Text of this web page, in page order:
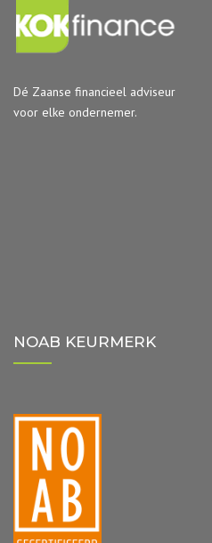
Dé Zaanse financieel adviseur
voor elke ondernemer.
NOAB KEURMERK